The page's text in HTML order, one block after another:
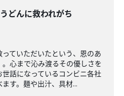
どんに救われがち
ていただいたという、恩のあ
心まで沁み渡るその優しさを
話になっているコンビニ各社
す。麺や出汁、具材...